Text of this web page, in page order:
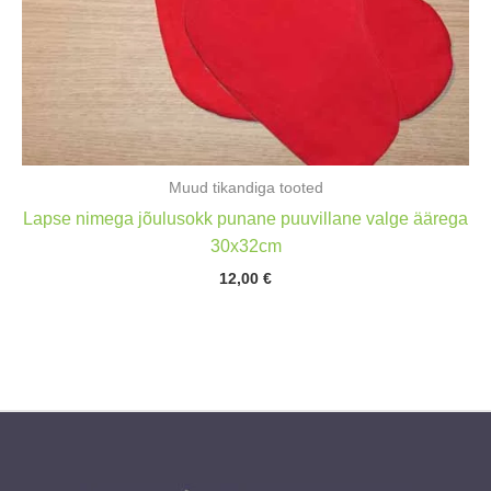
Muud tikandiga tooted
Lapse nimega jõulusokk punane puuvillane valge äärega
30x32cm
12,00 €